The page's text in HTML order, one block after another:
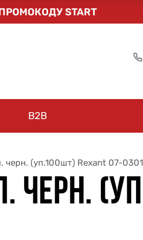
START
B2B
(уп.100шт) Rexant 07-0301